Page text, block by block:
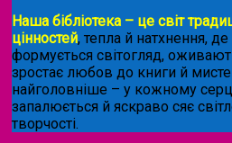
Наша бібліотека – це світ
цінностей, тепла й натхнення, де
формується світогляд, оживають
зростає любов до книги й
найголовніше – у кожному
запалюється й яскраво сяє
творчості.